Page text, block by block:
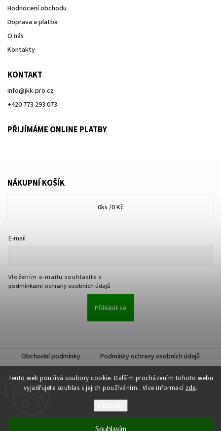
Tento web používá soubory cookie. Dalším procházením tohoto webu
vyjadřujete souhlas s jejich používáním.. Více informací zde.
Hodnocení obchodu
Doprava a platba
O nás
Kontakty
KONTAKT
info@jkk-pro.cz
+420 773 293 073
PŘIJÍMÁME ONLINE PLATBY
NÁKUPNÍ KOŠÍK
0ks /0 Kč
E-mail
Vložením e-mailu souhlasíte s
podmínkami ochrany osobních údajů
Přihlásit se
Obchodní podmínky Podmínky ochrany osobních údajů
Copyright 2026JKK Professional s.r.o.. Všechna práva vyhrazena.
Upravit nastavení cookies